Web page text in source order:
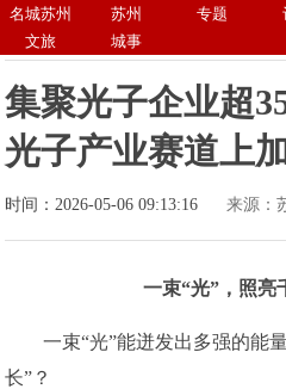
名城苏州 苏州 专题
文旅
城事
集聚光子企业超
光子产业赛道上
时间：2026-05-06 09:13:16 来源：
一束“光”，照亮
一束“光”能迸发出多强的能量
长”？